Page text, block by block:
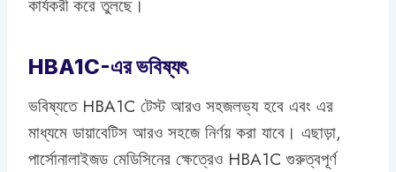
কার্যকরী করে তুলছে।
HBA1C-এর ভবিষ্যৎ
ভবিষ্যতে HBA1C টেস্ট আরও সহজলভ্য হবে এবং এর
মাধ্যমে ডায়াবেটিস আরও সহজে নির্ণয় করা যাবে। এছাড়া,
পার্সোনালাইজড মেডিসিনের ক্ষেত্রেও HBA1C গুরুত্বপূর্ণ